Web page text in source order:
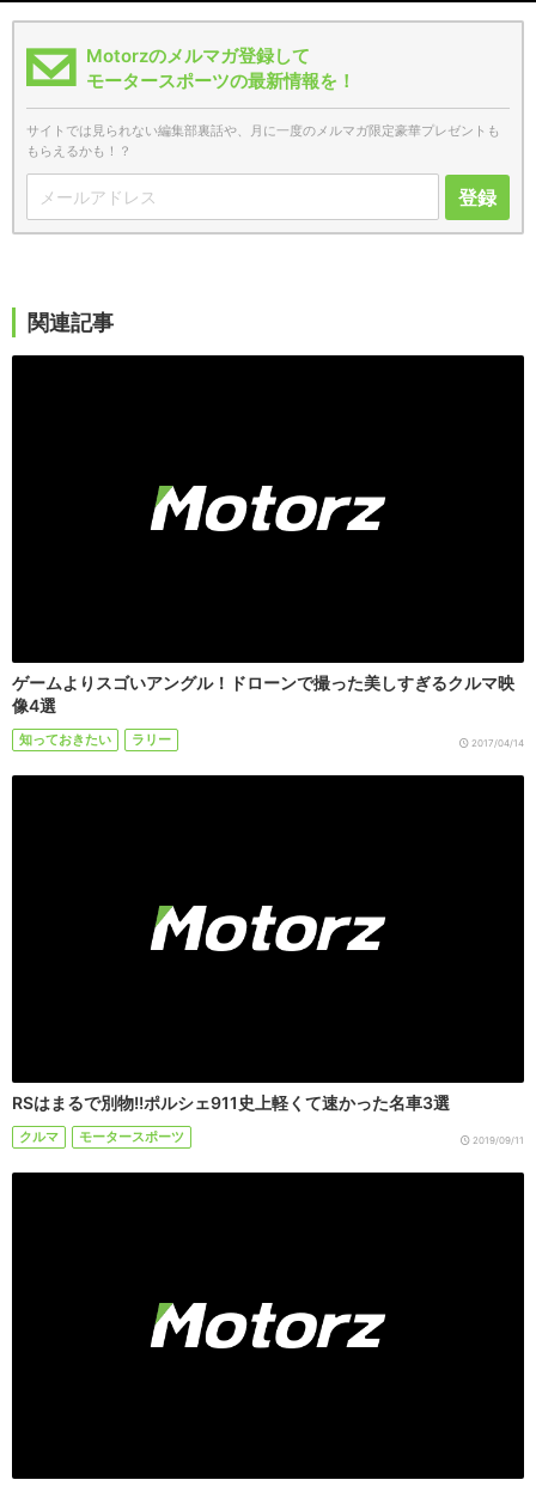
Motorzのメルマガ登録して
モータースポーツの最新情報を！
サイトでは見られない編集部裏話や、月に一度のメルマガ限定豪華プレゼントも
もらえるかも！？
登録
関連記事
ゲームよりスゴいアングル！ドローンで撮った美しすぎるクルマ映
像4選
知っておきたい ラリー 2017/04/14
RSはまるで別物!!ポルシェ911史上軽くて速かった名車3選
クルマ モータースポーツ 2019/09/11